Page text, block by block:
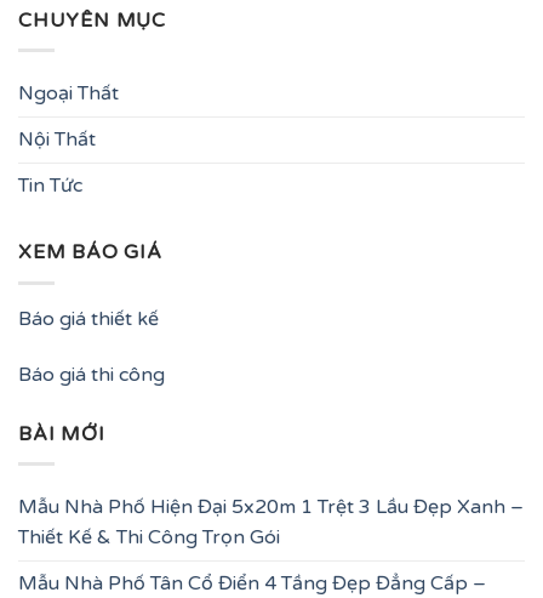
CHUYÊN MỤC
Ngoại Thất
Nội Thất
Tin Tức
XEM BÁO GIÁ
Báo giá thiết kế
Báo giá thi công
BÀI MỚI
Mẫu Nhà Phố Hiện Đại 5x20m 1 Trệt 3 Lầu Đẹp Xanh –
Thiết Kế & Thi Công Trọn Gói
Mẫu Nhà Phố Tân Cổ Điển 4 Tầng Đẹp Đẳng Cấp –